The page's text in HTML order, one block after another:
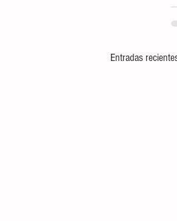
Entradas